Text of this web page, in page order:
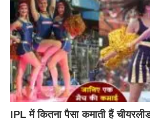
IPL में कितना पैसा कमाती हैं